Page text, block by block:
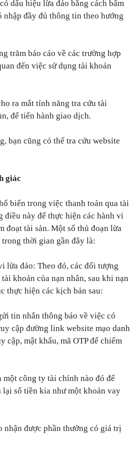
dấu hiệu lừa đảo bằng cách bấm
nhập đầy đủ thông tin theo hướng
trăm báo cáo về các trường hợp
đến việc sử dụng tài khoản
ra mắt tính năng tra cứu tài
để tiến hành giao dịch.
bạn cũng có thể tra cứu website
giác
biến trong việc thanh toán qua tài
điều này để thực hiện các hành vi
đoạt tài sản. Một số thủ đoạn lừa
thời gian gần đây là:
lừa đảo: Theo đó, các đối tượng
khoản của nạn nhân, sau khi nạn
thực hiện các kịch bản sau:
tin nhắn thông báo về việc có
cập đường link website mạo danh
cập, mật khẩu, mã OTP để chiếm
công ty tài chính nào đó để
số tiền kia như một khoản vay
nhận được phần thưởng có giá trị